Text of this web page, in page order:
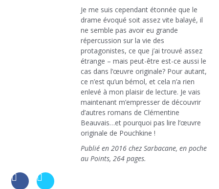
Je me suis cependant étonnée que le
drame évoqué soit assez vite balayé, il
ne semble pas avoir eu grande
répercussion sur la vie des
protagonistes, ce que j’ai trouvé assez
étrange – mais peut-être est-ce aussi le
cas dans l’œuvre originale? Pour autant,
ce n’est qu’un bémol, et cela n’a rien
enlevé à mon plaisir de lecture. Je vais
maintenant m’empresser de découvrir
d’autres romans de Clémentine
Beauvais…et pourquoi pas lire l’œuvre
originale de Pouchkine !
Publié en 2016 chez Sarbacane, en poche
au Points, 264 pages.